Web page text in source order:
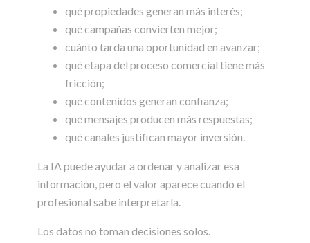
qué propiedades generan más interés;
qué campañas convierten mejor;
cuánto tarda una oportunidad en avanzar;
qué etapa del proceso comercial tiene más
fricción;
qué contenidos generan confianza;
qué mensajes producen más respuestas;
qué canales justifican mayor inversión.
La IA puede ayudar a ordenar y analizar esa
información, pero el valor aparece cuando el
profesional sabe interpretarla.
Los datos no toman decisiones solos.